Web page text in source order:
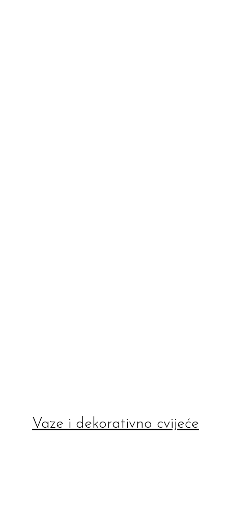
Vaze i dekorativno cvijeće